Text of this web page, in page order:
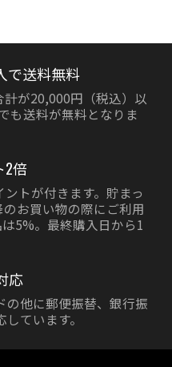
で送料無料
が20,000円（税込）以
も送料が無料となりま
2倍
トが付きます。貯まっ
お買い物の際にご利用
5%。最終購入日から1
応
の他に郵便振替、銀行振
ています。